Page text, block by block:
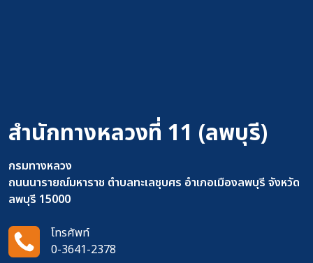
สำนักทางหลวงที่ 11 (ลพบุรี)
กรมทางหลวง
ถนนนารายณ์มหาราช ตำบลทะเลชุบศร อำเภอเมืองลพบุรี จังหวัด
ลพบุรี 15000
โทรศัพท์
0-3641-2378